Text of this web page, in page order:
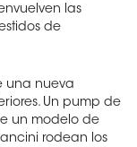
las
de
una nueva
Un pump de
un modelo de
rodean los